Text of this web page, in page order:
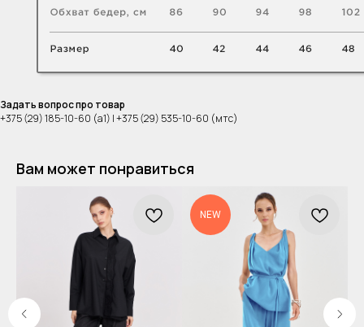
Задать вопрос про товар
+375 (29) 185-10-60 (а1) | +375 (29) 535-10-60 (мтс)
Вам может понравиться
NEW